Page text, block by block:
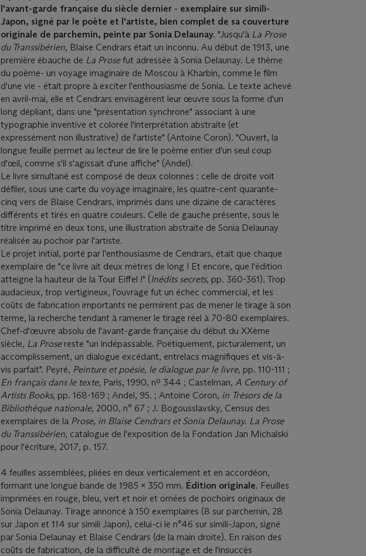
l'avant-garde française du siècle dernier - exemplaire sur simili-
Japon, signé par le poète et l'artiste, bien complet de sa couverture
originale de parchemin, peinte par Sonia Delaunay. "Jusqu'à La Prose
du Transsibérien, Blaise Cendrars était un inconnu. Au début de 1913, une
première ébauche de La Prosefut adressée à Sonia Delaunay. Le thème
du poème- un voyage imaginaire de Moscou à Kharbin, comme le film
d'une vie - était propre à exciter l'enthousiasme de Sonia. Le texte achevé
en avril-mai, elle et Cendrars envisagèrent leur œuvre sous la forme d'un
long dépliant, dans une "présentation synchrone" associant à une
typographie inventive et colorée l'interprétation abstraite (et
expressément non illustrative) de l'artiste" (Antoine Coron). "Ouvert, la
longue feuille permet au lecteur de lire le poème entier d'un seul coup
d'œil, comme s'il s'agissait d'une affiche" (Andel).
Le livre simultané est composé de deux colonnes : celle de droite voit
défiler, sous une carte du voyage imaginaire, les quatre-cent quarante-
cinq vers de Blaise Cendrars, imprimés dans une dizaine de caractères
différents et tirés en quatre couleurs. Celle de gauche présente, sous le
titre imprimé en deux tons, une illustration abstraite de Sonia Delaunay
réalisée au pochoir par l'artiste.
Le projet initial, porté par l'enthousiasme de Cendrars, était que chaque
exemplaire de "ce livre ait deux mètres de long ! Et encore, que l'édition
atteigne la hauteur de la Tour Eiffel !" (Inédits secrets, pp. 360-361). Trop
audacieux, trop vertigineux, l'ouvrage fut un échec commercial, et les
coûts de fabrication importants ne permirent pas de mener le tirage à son
terme, la recherche tendant à ramener le tirage réel à 70-80 exemplaires.
Chef-d'œuvre absolu de l'avant-garde française du début du XXème
siècle, La Prose reste "un indépassable. Poétiquement, picturalement, un
accomplissement, un dialogue excédant, entrelacs magnifiques et vis-à-
vis parfait". Peyré, Peinture et poésie, le dialogue par le livre, pp. 110-111 ;
En français dans le texte, Paris, 1990, nº 344 ; Castelman, A Century of
Artists Books, pp. 168-169 ; Andel, 95. ; Antoine Coron, in Trésors de la
Bibliothèque nationale, 2000, n° 67 ; J. Bogousslavsky, Census des
exemplaires de la Prose, in Blaise Cendrars et Sonia Delaunay. La Prose
du Transsibérien, catalogue de l'exposition de la Fondation Jan Michalski
pour l'écriture, 2017, p. 157.
4 feuilles assemblées, pliées en deux verticalement et en accordéon,
formant une longue bande de 1985 x 350 mm. Édition originale. Feuilles
imprimées en rouge, bleu, vert et noir et ornées de pochoirs originaux de
Sonia Delaunay. Tirage annoncé à 150 exemplaires (8 sur parchemin, 28
sur Japon et 114 sur simili Japon), celui-ci le n°46 sur simili-Japon, signé
par Sonia Delaunay et Blaise Cendrars (de la main droite). En raison des
coûts de fabrication, de la difficulté de montage et de l'insuccès